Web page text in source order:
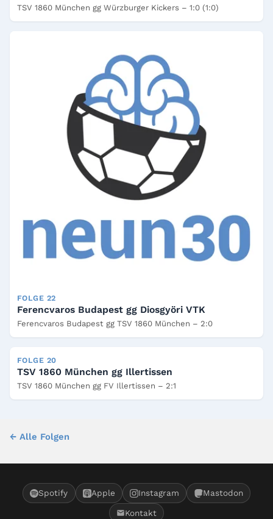
TSV 1860 München gg Würzburger Kickers – 1:0 (1:0)
FOLGE 22
Ferencvaros Budapest gg Diosgyöri VTK
Ferencvaros Budapest gg TSV 1860 München – 2:0
FOLGE 20
TSV 1860 München gg Illertissen
TSV 1860 München gg FV Illertissen – 2:1
← Alle Folgen
Spotify Apple Instagram Mastodon
Kontakt